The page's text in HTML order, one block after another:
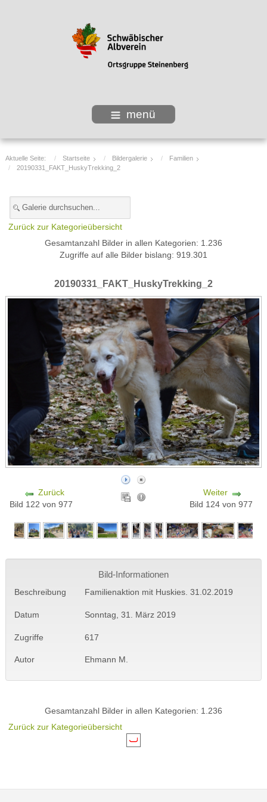
menü
Aktuelle Seite: Startseite Bildergalerie
Familien
20190331_FAKT_HuskyTrekking_2
Zurück zur Kategorieübersicht
Gesamtanzahl Bilder in allen Kategorien: 1.236
Zugriffe auf alle Bilder bislang: 919.301
20190331_FAKT_HuskyTrekking_2
Zurück
Bild 122 von 977
Weiter
Bild 124 von 977
Bild-Informationen
Beschreibung Familienaktion mit Huskies. 31.02.2019
Datum Sonntag, 31. März 2019
Zugriffe 617
Autor Ehmann M.
Gesamtanzahl Bilder in allen Kategorien: 1.236
Zurück zur Kategorieübersicht